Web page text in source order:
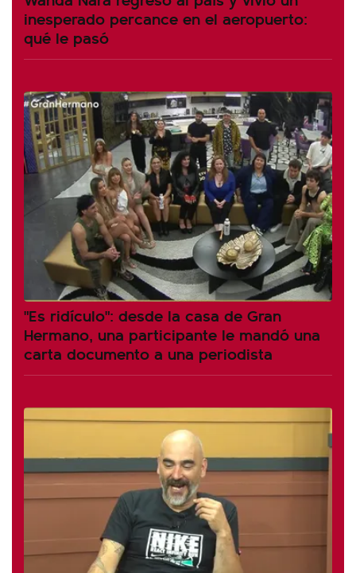
inesperado percance en el aeropuerto:
qué le pasó
"Es ridículo": desde la casa de Gran
Hermano, una participante le mandó una
carta documento a una periodista